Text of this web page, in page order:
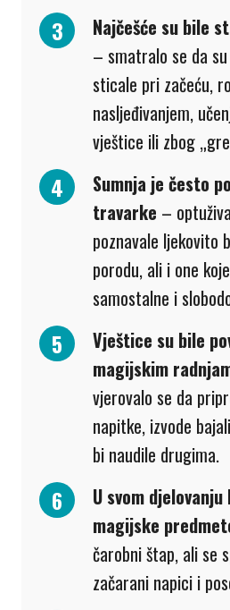
Najčešće su bile
– smatralo se da
sticale pri začeću,
nasljeđivanjem,
vještice ili zbog
Sumnja je često
travarke –
poznavale ljekovito
porodu, ali i one
samostalne i
Vještice su bile
magijskim
vjerovalo se da
napitke, izvode
bi naudile drugima.
U svom
magijske
čarobni štap, ali se
začarani napici i